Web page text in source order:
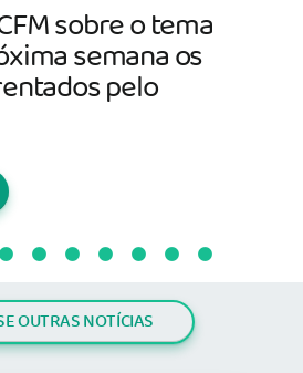
sobre o tema
semana os
pelo
OUTRAS NOTÍCIAS